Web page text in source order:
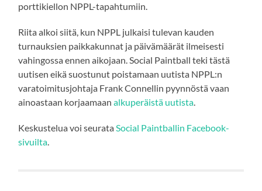
porttikiellon NPPL-tapahtumiin.
Riita alkoi siitä, kun NPPL julkaisi tulevan kauden
turnauksien paikkakunnat ja päivämäärät ilmeisesti
vahingossa ennen aikojaan. Social Paintball teki tästä
uutisen eikä suostunut poistamaan uutista NPPL:n
varatoimitusjohtaja Frank Connellin pyynnöstä vaan
ainoastaan korjaamaanalkuperäistä uutista.
Keskustelua voi seurataSocial Paintballin Facebook-
sivuilta.